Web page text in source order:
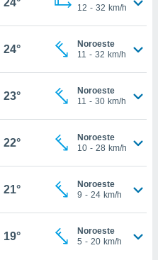
12 - 32 km/h
24°
Noroeste
11 - 32 km/h
23°
Noroeste
11 - 30 km/h
22°
Noroeste
10 - 28 km/h
21°
Noroeste
9 - 24 km/h
19°
Noroeste
5 - 20 km/h